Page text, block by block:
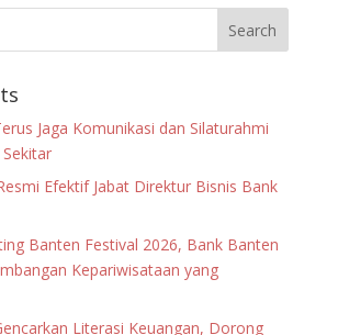
Jaga Komunikasi dan Silaturahmi
Efektif Jabat Direktur Bisnis Bank
Banten Festival 2026, Bank Banten
Kepariwisataan yang
Literasi Keuangan, Dorong